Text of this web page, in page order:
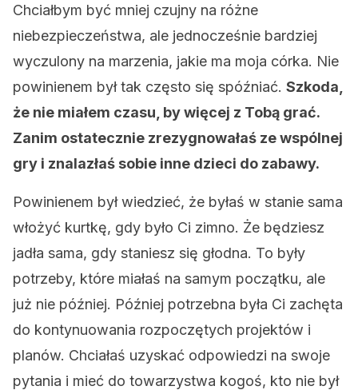
Chciałbym być mniej czujny na różne
niebezpieczeństwa, ale jednocześnie bardziej
wyczulony na marzenia, jakie ma moja córka. Nie
powinienem był tak często się spóźniać. Szkoda,
że ​​nie miałem czasu, by więcej z Tobą grać.
Zanim ostatecznie zrezygnowałaś ze wspólnej
gry i znalazłaś sobie inne dzieci do zabawy.
Powinienem był wiedzieć, że byłaś w stanie sama
włożyć kurtkę, gdy było Ci zimno. Że będziesz
jadła sama, gdy staniesz się głodna. To były
potrzeby, które miałaś na samym początku, ale
już nie później. Później potrzebna była Ci zachęta
do kontynuowania rozpoczętych projektów i
planów. Chciałaś uzyskać odpowiedzi na swoje
pytania i mieć do towarzystwa kogoś, kto nie był